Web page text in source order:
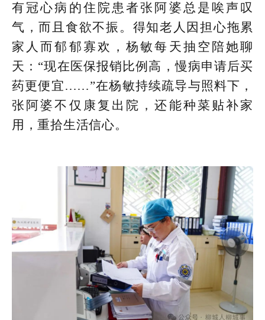
有冠心病的住院患者张阿婆总是唉声叹
气，而且食欲不振。得知老人因担心拖累
家人而郁郁寡欢，杨敏每天抽空陪她聊
天：“现在医保报销比例高，慢病申请后买
药更便宜……”在杨敏持续疏导与照料下，
张阿婆不仅康复出院，还能种菜贴补家
用，重拾生活信心。